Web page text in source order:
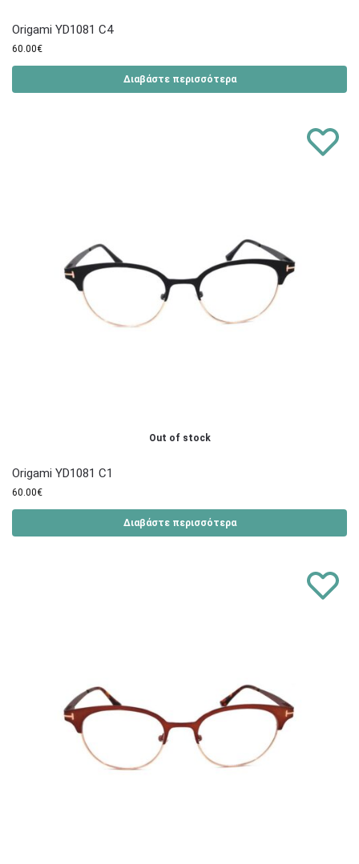
Origami YD1081 C4
60.00€
Διαβάστε περισσότερα
Out of stock
Origami YD1081 C1
60.00€
Διαβάστε περισσότερα